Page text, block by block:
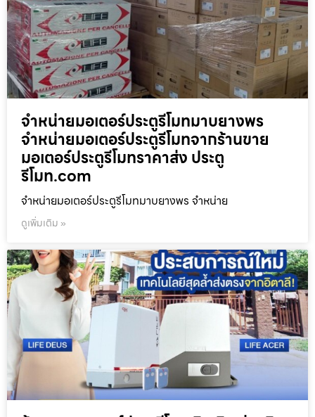
จำหน่ายมอเตอร์ประตูรีโมทมาบยางพร
จำหน่ายมอเตอร์ประตูรีโมทจากร้านขาย
มอเตอร์ประตูรีโมทราคาส่ง ประตู
รีโมท.com
จำหน่ายมอเตอร์ประตูรีโมทมาบยางพร จำหน่าย
ดูเพิ่มเติม »